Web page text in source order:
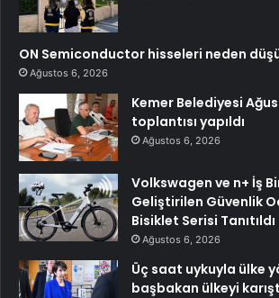
ON Semiconductor hisseleri neden
Ağustos 6, 2026
Kemer Belediyesi
toplantısı yapıldı
Ağustos 6, 2026
Volkswagen ve n+ İş
Geliştirilen Güvenlik
Bisiklet Serisi Tanıtıldı
Ağustos 6, 2026
Üç saat uykuyla ülke
başbakan ülkeyi